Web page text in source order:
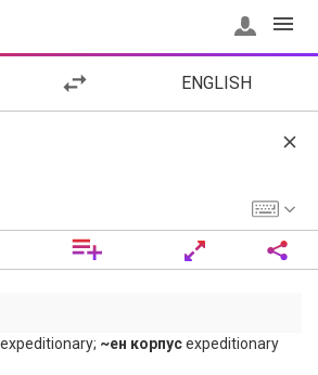
ENGLISH
expeditionary; ~ен корпусexpeditionary